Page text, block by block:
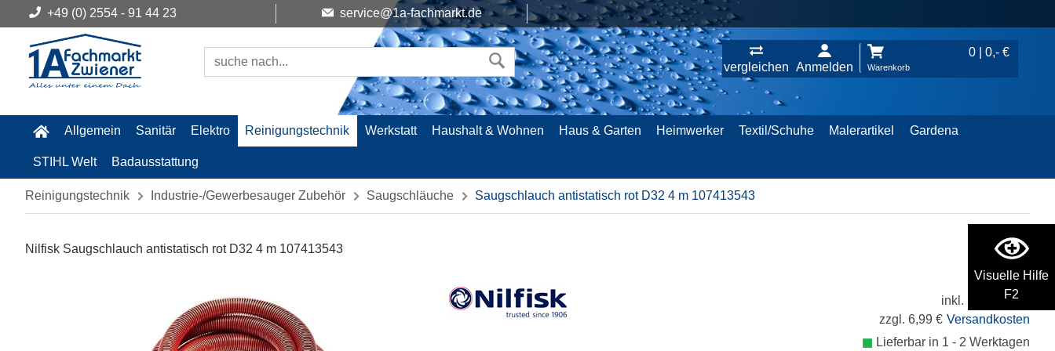
Visuelle Hilfe
F2
+49 (0) 2554 - 91 44 23 service@1a-fachmarkt.de
vergleichen Anmelden
0 | 0,- €
Warenkorb
Allgemein Sanitär Elektro Reinigungstechnik Werkstatt Haushalt & Wohnen Haus & Garten Heimwerker Textil/Schuhe Malerartikel Gardena
STIHL Welt Badausstattung
Reinigungstechnik Industrie-/Gewerbesauger Zubehör Saugschläuche Saugschlauch antistatisch rot D32 4 m 107413543
Nilfisk Saugschlauch antistatisch rot D32 4 m 107413543
69,99 €
inkl. 19% MwSt.
zzgl. 6,99 € Versandkosten
Lieferbar in 1 - 2 Werktagen